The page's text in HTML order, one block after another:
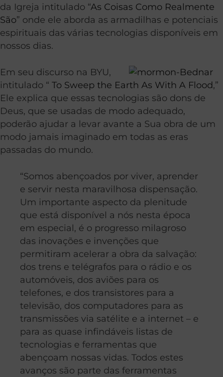
da Igreja intitulado “As Coisas Como Realmente
São” onde ele aborda as armadilhas e potenciais
espirituais das várias tecnologias disponíveis em
nossos dias.
Em seu discurso na BYU,
intitulado “ To Sweep the Earth As With A Flood,”
Ele explica que essas tecnologias são dons de
Deus, que se usadas de modo adequado,
poderão ajudar a levar avante a Sua obra de um
modo jamais imaginado em todas as eras
passadas do mundo.
“Somos abençoados por viver, aprender
e servir nesta maravilhosa dispensação.
Um importante aspecto da plenitude
que está disponível a nós nesta época
em especial, é o progresso milagroso
das inovações e invenções que
permitiram acelerar a obra da salvação:
dos trens e telégrafos para o rádio e os
automóveis, dos aviões para os
telefones, e dos transistores para a
televisão, dos computadores para as
transmissões via satélite e a internet – e
para as quase infindáveis listas de
tecnologias e ferramentas que
abençoam nossas vidas. Todos estes
avanços são parte das ferramentas